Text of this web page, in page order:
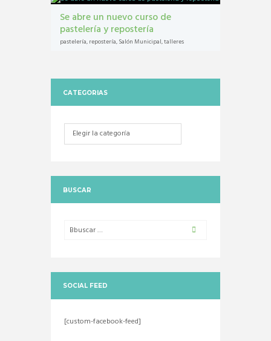
Se abre un nuevo curso de
pastelería y repostería
pastelería,repostería,Salón Municipal,talleres
CATEGORIAS
Categorias
BUSCAR
SOCIAL FEED
[custom-facebook-feed]